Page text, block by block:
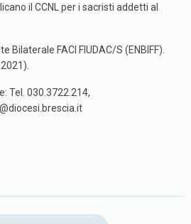
il CCNL per i sacristi addetti al
Bilaterale FACI FIUDAC/S (ENBIFF).
Tel. 030.3722.214,